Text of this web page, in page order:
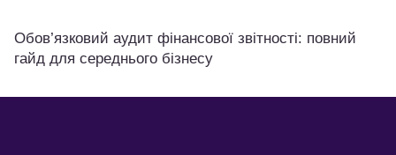
Обов’язковий аудит фінансової звітності: повний
гайд для середнього бізнесу